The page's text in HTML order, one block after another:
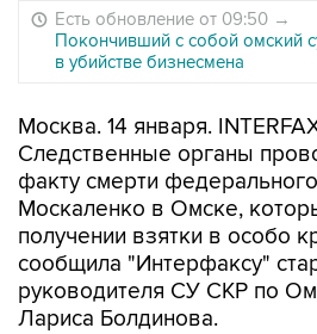
Есть обновление от 09:50 →
Покончивший с собой омский
в убийстве бизнесмена
Москва. 14 января.
Следственные органы
факту смерти
Москаленко в Омске,
получении взятки в особо
сообщила "Интерфаксу"
руководителя СУ СКР по
Лариса Болдинова.